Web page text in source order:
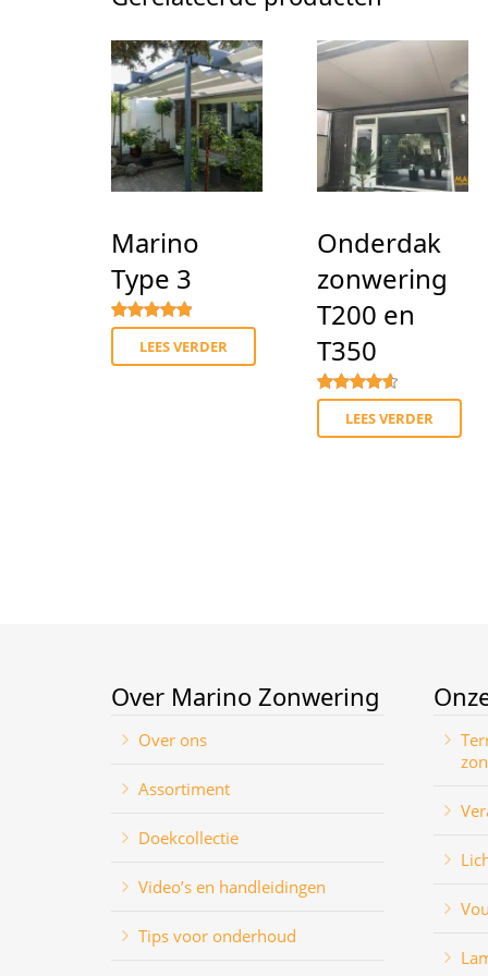
Marino
Type 3
5.00uit 5
LEES VERDER
Onderdak
zonwering
T200 en
T350
4.67uit 5
LEES VERDER
Over Marino Zonwering
Over ons
Assortiment
Doekcollectie
Video’s en handleidingen
Tips voor onderhoud